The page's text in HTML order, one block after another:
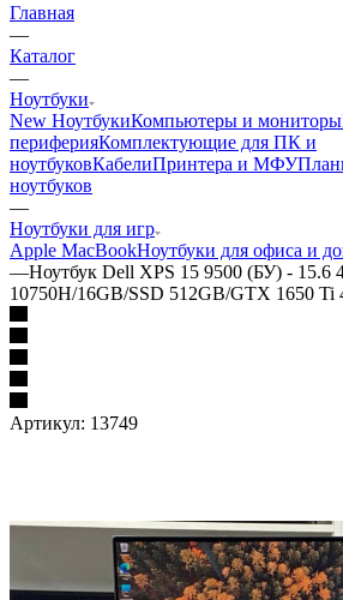
Главная
—
Каталог
—
Ноутбуки
New НоутбукиКомпьютеры и мониторы
периферияКомплектующие для ПК и
ноутбуковКабелиПринтера и МФУ
ноутбуков
—
Ноутбуки для игр
Apple MacBookНоутбуки для офиса и
—Ноутбук Dell XPS 15 9500 (БУ) - 15.6
10750H/16GB/SSD 512GB/GTX 1650 Ti
Артикул: 13749